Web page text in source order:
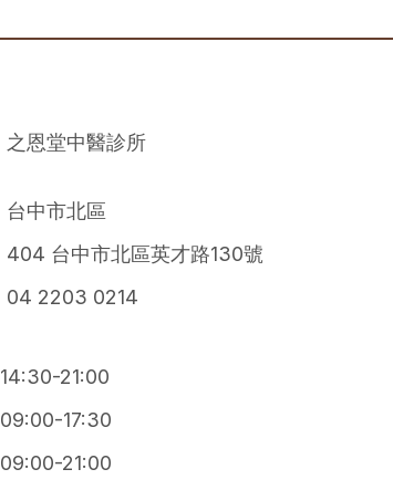
之恩堂中醫診所
台中市北區
404 台中市北區英才路130號
04 2203 0214
14:30-21:00
09:00-17:30
09:00-21:00